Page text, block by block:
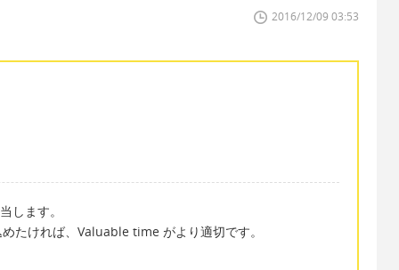
2016/12/09 03:53
します。
たければ、Valuable time がより適切です。